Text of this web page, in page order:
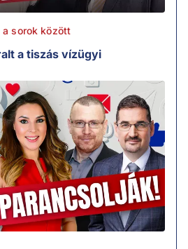
sorok között
a tiszás vízügyi